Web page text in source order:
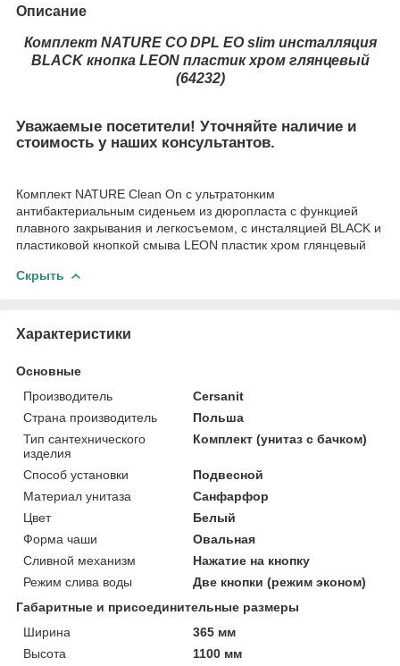
Описание
Комплект NATURE CO DPL EO slim инсталляция
BLACK кнопка LEON пластик хром глянцевый
(64232)
Уважаемые посетители! Уточняйте наличие и
стоимость у наших консультантов.
Комплект NATURE Clean On с ультратонким
антибактериальным сиденьем из дюропласта с функцией
плавного закрывания и легкосъемом, с инсталяцией BLACK и
пластиковой кнопкой смыва LEON пластик хром глянцевый
Скрыть
Характеристики
Основные
Производитель
Cersanit
Страна производитель
Польша
Тип сантехнического
изделия
Комплект (унитаз с бачком)
Способ установки
Подвесной
Материал унитаза
Санфарфор
Цвет
Белый
Форма чаши
Овальная
Сливной механизм
Нажатие на кнопку
Режим слива воды
Две кнопки (режим эконом)
Габаритные и присоединительные размеры
Ширина
365 мм
Высота
1100 мм